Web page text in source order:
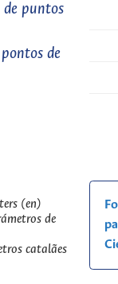
de puntos
de
(en)
de
catalães